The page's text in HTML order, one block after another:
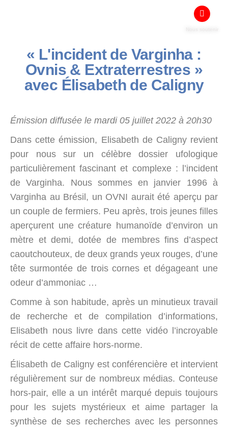
« L'incident de Varginha :
Ovnis & Extraterrestres »
avec Élisabeth de Caligny
Émission diffusée le mardi 05 juillet 2022 à 20h30
Dans cette émission, Elisabeth de Caligny revient
pour nous sur un célèbre dossier ufologique
particulièrement fascinant et complexe : l’incident
de Varginha. Nous sommes en janvier 1996 à
Varginha au Brésil, un OVNI aurait été aperçu par
un couple de fermiers. Peu après, trois jeunes filles
aperçurent une créature humanoïde d’environ un
mètre et demi, dotée de membres fins d’aspect
caoutchouteux, de deux grands yeux rouges, d’une
tête surmontée de trois cornes et dégageant une
odeur d’ammoniac …
Comme à son habitude, après un minutieux travail
de recherche et de compilation d’informations,
Elisabeth nous livre dans cette vidéo l’incroyable
récit de cette affaire hors-norme.
Élisabeth de Caligny est conférencière et intervient
régulièrement sur de nombreux médias. Conteuse
hors-pair, elle a un intérêt marqué depuis toujours
pour les sujets mystérieux et aime partager la
synthèse de ses recherches avec les personnes